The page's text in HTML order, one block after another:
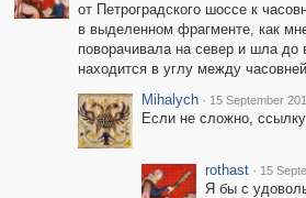
от Петроградского шоссе к
в выделенном фрагменте, как
поворачивала на север и шла
находится в углу между
Mihalych · 15 September
Если не сложно,
rothast · 15
Я бы с